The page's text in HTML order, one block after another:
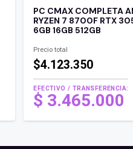
PC CMAX COMPLETA
RYZEN 7 8700F RTX
6GB 16GB 512GB
Precio total
$4.123.350
EFECTIVO / TRANSFERENCIA:
$ 3.465.000